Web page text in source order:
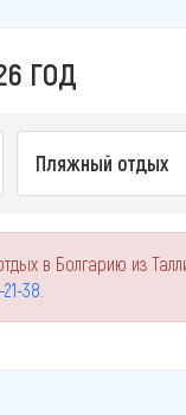
ГОД
Пляжный отдых
в Болгарию из
38